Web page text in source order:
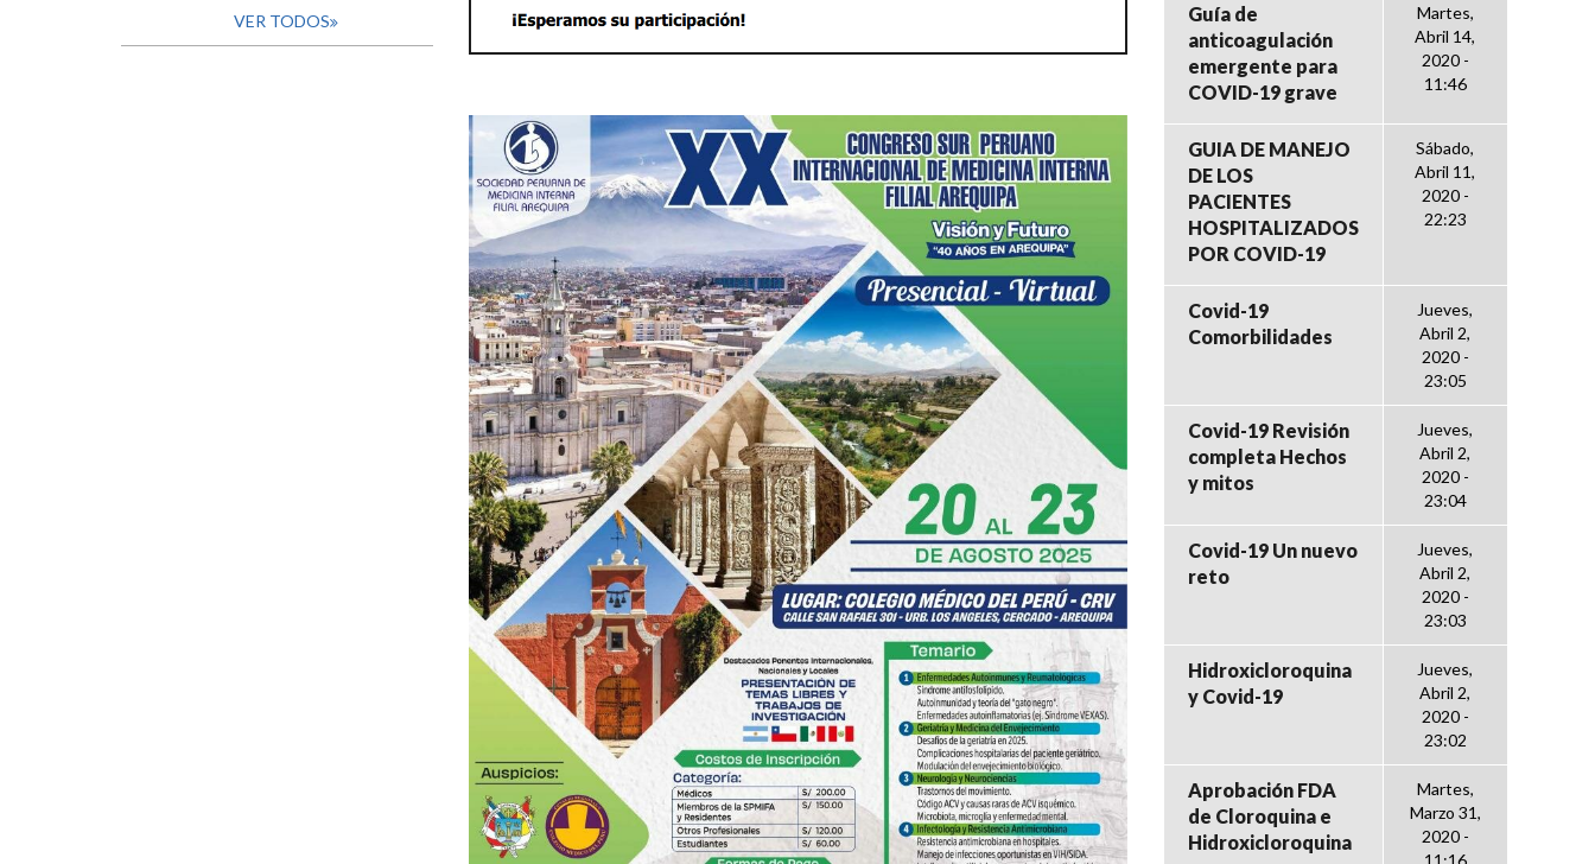
VER TODOS
Guía de
anticoagulación
emergente para
COVID-19 grave
Martes,
Abril 14,
2020 -
11:46
GUIA DE MANEJO
DE LOS
PACIENTES
HOSPITALIZADOS
POR COVID-19
Sábado,
Abril 11,
2020 -
22:23
Covid-19
Comorbilidades
Jueves,
Abril 2,
2020 -
23:05
Covid-19 Revisión
completa Hechos
y mitos
Jueves,
Abril 2,
2020 -
23:04
Covid-19 Un nuevo
reto
Jueves,
Abril 2,
2020 -
23:03
Hidroxicloroquina
y Covid-19
Jueves,
Abril 2,
2020 -
23:02
Aprobación FDA
de Cloroquina e
Hidroxicloroquina
Martes,
Marzo 31,
2020 -
11:16